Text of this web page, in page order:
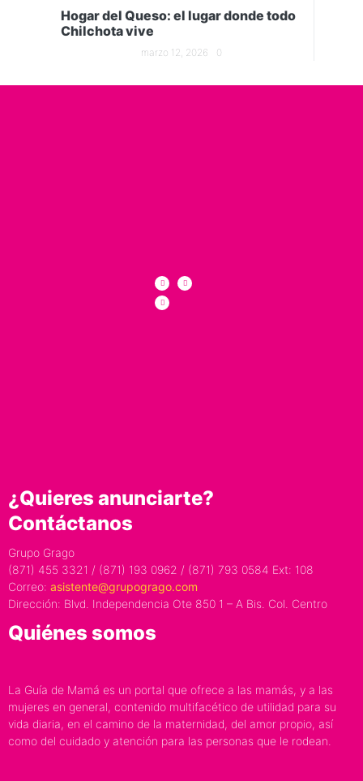
Hogar del Queso: el lugar donde todo
Chilchota vive
marzo 12, 2026 0
¿Quieres anunciarte?
Contáctanos
Grupo Grago
(871) 455 3321 / (871) 193 0962 / (871) 793 0584 Ext: 108
Correo: asistente@grupogrago.com
Dirección: Blvd. Independencia Ote 850 1 – A Bis. Col. Centro
Quiénes somos
La Guía de Mamá es un portal que ofrece a las mamás, y a las
mujeres en general, contenido multifacético de utilidad para su
vida diaria, en el camino de la maternidad, del amor propio, así
como del cuidado y atención para las personas que le rodean.